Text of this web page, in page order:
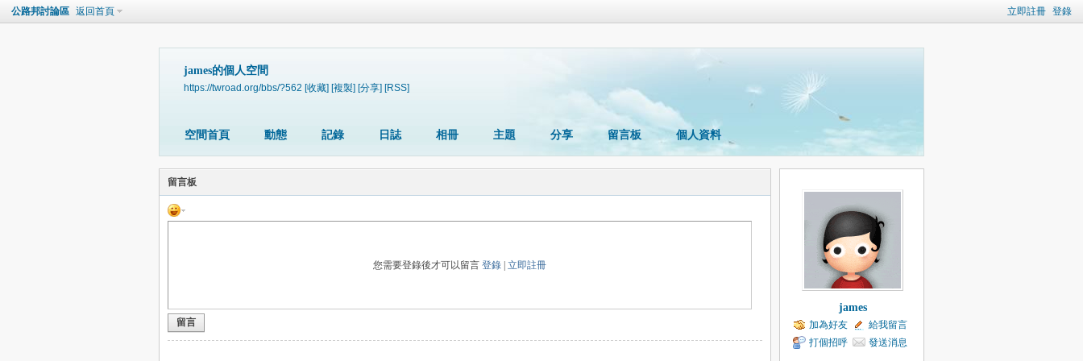
立即註冊 登錄
公路邦討論區 返回首頁
james的個人空間
https://twroad.org/bbs/?562 [收藏] [複製] [分享] [RSS]
空間首頁 動態 記錄 日誌 相冊 主題 分享 留言板 個人資料
留言板
您需要登錄後才可以留言登錄 |立即註冊
留言
james
加為好友
給我留言
打個招呼
發送消息